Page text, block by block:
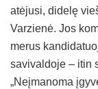
atėjusi, didelę
Varzienė. Jos
merus
savivaldoje – itin
„Neįmanoma